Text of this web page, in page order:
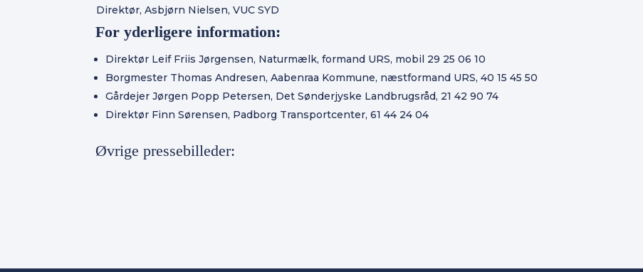
Direktør, Asbjørn Nielsen, VUC SYD
For yderligere information:
Direktør Leif Friis Jørgensen, Naturmælk, formand URS, mobil 29 25 06 10
Borgmester Thomas Andresen, Aabenraa Kommune, næstformand URS, 40 15 45 50
Gårdejer Jørgen Popp Petersen, Det Sønderjyske Landbrugsråd, 21 42 90 74
Direktør Finn Sørensen, Padborg Transportcenter, 61 44 24 04
Øvrige pressebilleder: